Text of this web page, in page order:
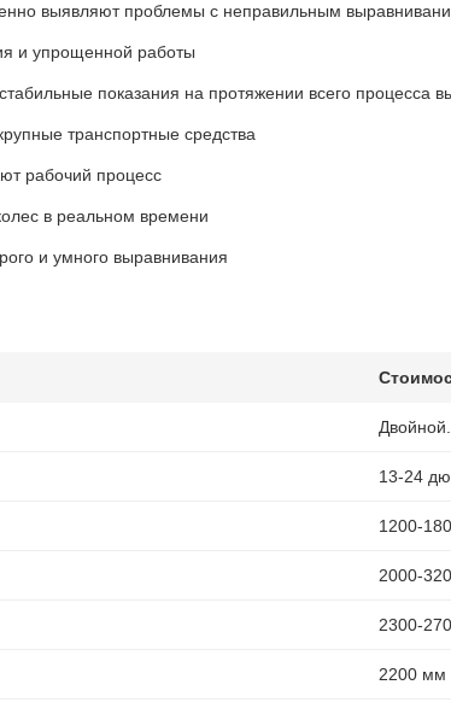
выявляют проблемы с неправильным
и упрощенной работы
показания на протяжении всего процесса
транспортные средства
рабочий процесс
в реальном времени
и умного выравнивания
Двойной.
13-24
1200-
2000-
2300-
2200 мм